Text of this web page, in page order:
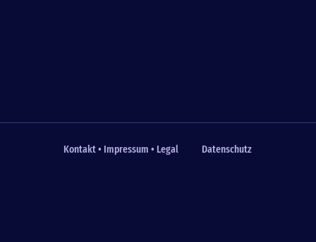
Fußzeile
Kontakt • Impressum • Legal Datenschutz